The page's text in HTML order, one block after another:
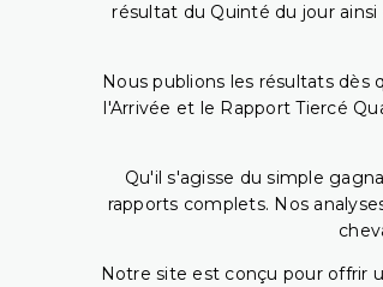
résultat du Quinté du jour
Nous publions les résultats dès
l'Arrivée et le Rapport Tiercé
Qu'il s'agisse du simple
rapports complets. Nos
Notre site est conçu pour offrir